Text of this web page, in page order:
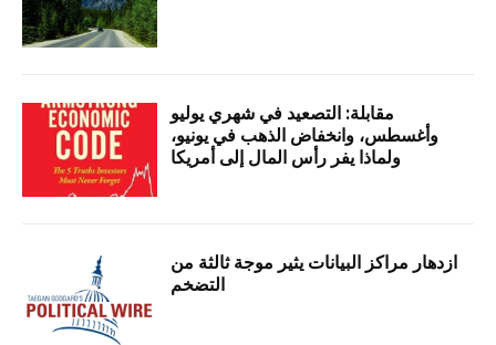
مقابلة: التصعيد في شهري يوليو
وأغسطس، وانخفاض الذهب في يونيو،
ولماذا يفر رأس المال إلى أمريكا
ازدهار مراكز البيانات يثير موجة ثالثة من
التضخم